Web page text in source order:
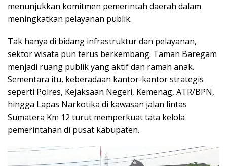
menunjukkan komitmen pemerintah daerah dalam
meningkatkan pelayanan publik.
Tak hanya di bidang infrastruktur dan pelayanan,
sektor wisata pun terus berkembang. Taman Baregam
menjadi ruang publik yang aktif dan ramah anak.
Sementara itu, keberadaan kantor-kantor strategis
seperti Polres, Kejaksaan Negeri, Kemenag, ATR/BPN,
hingga Lapas Narkotika di kawasan jalan lintas
Sumatera Km 12 turut memperkuat tata kelola
pemerintahan di pusat kabupaten.